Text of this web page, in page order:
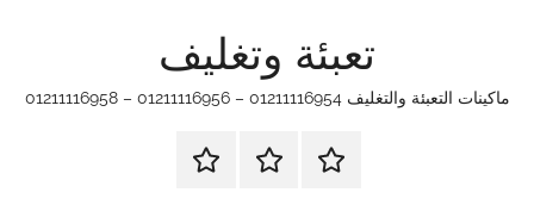
تعبئة وتغليف
ماكينات التعبئة والتغليف 01211116954 – 01211116956 – 01211116958
الرئيسيةماكينات
اتـصـل